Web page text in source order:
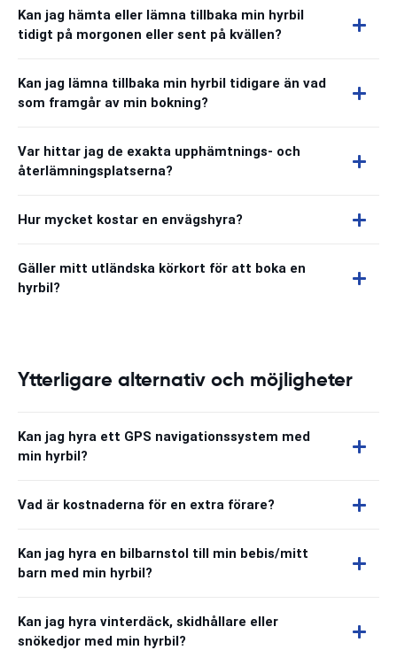
Kan jag hämta eller lämna tillbaka min hyrbil
tidigt på morgonen eller sent på kvällen?
Kan jag lämna tillbaka min hyrbil tidigare än vad
som framgår av min bokning?
Var hittar jag de exakta upphämtnings- och
återlämningsplatserna?
Hur mycket kostar en envägshyra?
Gäller mitt utländska körkort för att boka en
hyrbil?
Ytterligare alternativ och möjligheter
Kan jag hyra ett GPS navigationssystem med
min hyrbil?
Vad är kostnaderna för en extra förare?
Kan jag hyra en bilbarnstol till min bebis/mitt
barn med min hyrbil?
Kan jag hyra vinterdäck, skidhållare eller
snökedjor med min hyrbil?